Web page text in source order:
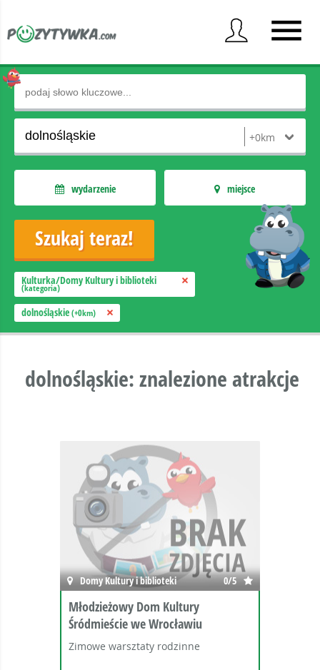
wydarzenie miejsce
Kulturka/Domy Kultury i biblioteki
(kategoria)
dolnośląskie (+0km)
dolnośląskie: znalezione atrakcje
Domy Kultury i biblioteki 0/5
Młodzieżowy Dom Kultury
Śródmieście we Wrocławiu
Zimowe warsztaty rodzinne